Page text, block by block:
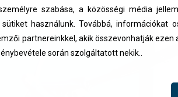
szabása, a közösségi média
használunk. Továbbá, információkat
partnereinkkel, akik összevonhatják
során szolgáltatott nekik..